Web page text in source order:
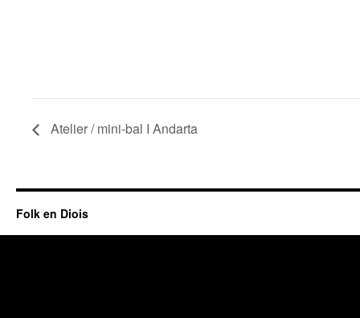
Atelier / mini-bal I Andarta
Folk en Diois